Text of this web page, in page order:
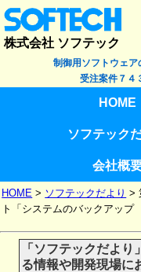
株式会社 ソフテック
制御用ソフトウェア
受注案件７４
HOME
ソフテック
会社概
HOME > ソフテックだより >
ト「システムのバックアップ
「ソフテックだよ
る情報や開発現場に